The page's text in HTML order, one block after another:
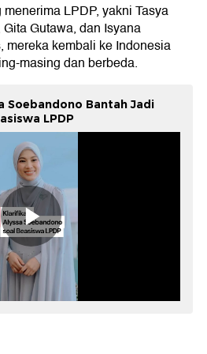
LPDP, yakni Tasya
Gutawa, dan Isyana
mereka kembali ke Indonesia
masing dan berbeda.
Soebandono Bantah Jadi
LPDP